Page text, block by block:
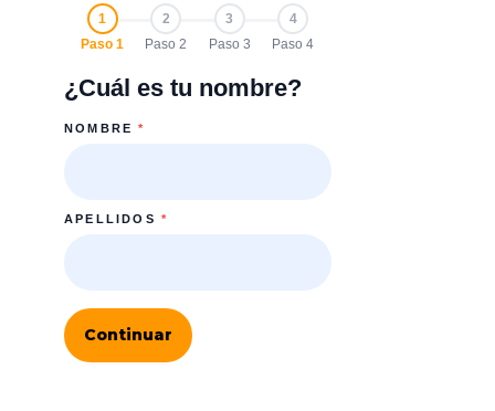
1
Paso 1
2
Paso 2
3
Paso 3
4
Paso 4
¿Cuál es tu nombre?
NOMBRE*
APELLIDOS *
Continuar